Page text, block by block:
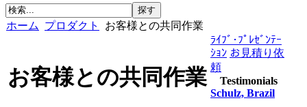
ホーム プロダクト お客様との共同作業
お客様との共同作業
ﾗｲﾌﾞ･ﾌﾟﾚｾﾞﾝﾃｰ
ｼｮﾝ お見積り依
頼
Testimonials
Schulz, Brazil